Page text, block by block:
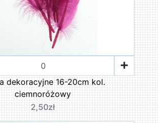
dekoracyjne 16-20cm kol.
ciemnoróżowy
2,50zł